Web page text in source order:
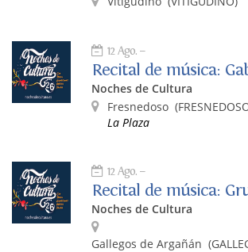
12 Ago.
Noches de Cultura
Fresnedoso
La Plaza
12 Ago.
Noches de Cultura
Gallegos de Argañán